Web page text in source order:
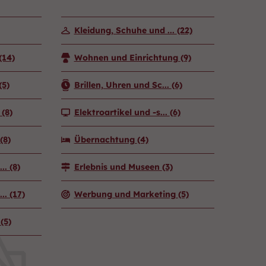
Kleidung, Schuhe und ... (22)
Wohnen und Einrichtung (9)
Brillen, Uhren und Sc... (6)
(8) Elektroartikel und -s... (6)
(8) Übernachtung (4)
(8) Erlebnis und Museen (3)
(17) Werbung und Marketing (5)
(5)